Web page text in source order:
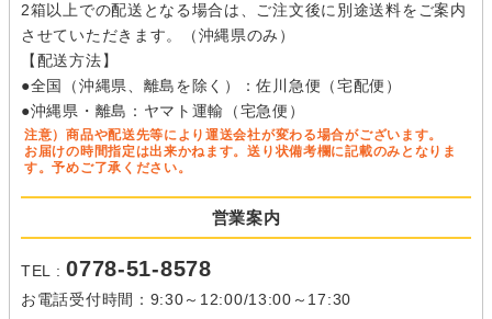
2箱以上での配送となる場合は、ご注文後に別途送料をご案内
させていただきます。（沖縄県のみ）
【配送方法】
●全国（沖縄県、離島を除く）：佐川急便（宅配便）
●沖縄県・離島：ヤマト運輸（宅急便）
注意）商品や配送先等により運送会社が変わる場合がございます。
お届けの時間指定は出来かねます。送り状備考欄に記載のみとなりま
す。予めご了承ください。
営業案内
TEL :0778-51-8578
お電話受付時間：9:30～12:00/13:00～17:30